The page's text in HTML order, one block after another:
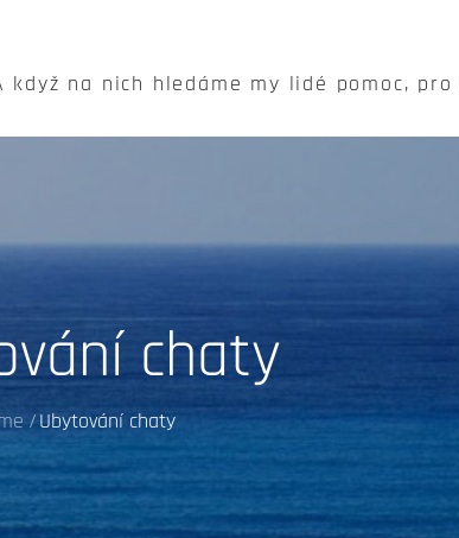
na nich hledáme my lidé pomoc,
chaty
Ubytování chaty